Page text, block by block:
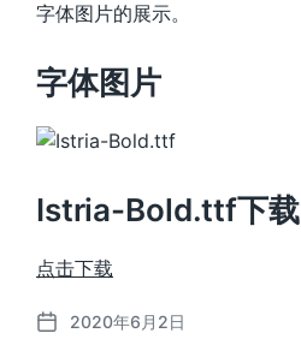
字体图片的展示。
字体图片
Istria-Bold.ttf下载
点击下载
发
2020年6月2日